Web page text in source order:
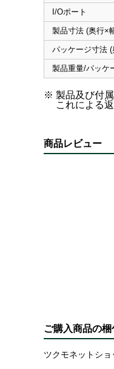
I/Oポート
製品寸法 (奥行×
パッケージ寸法
製品重量/パッケ
※ 製品及び付
これによる返
商品レビュー
ご購入商品の
ツクモネットシ